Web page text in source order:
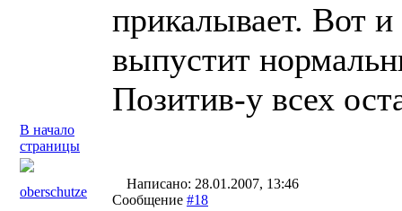
прикалывает. Вот
выпустит
Позитив-у всех
В начало
страницы
oberschutze
Написано: 28.01.2007, 13:46
Сообщение #18